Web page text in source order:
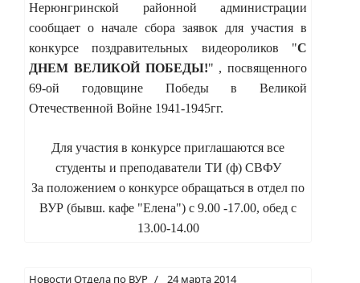
Нерюнгринской районной администрации
сообщает о начале сбора заявок для участия в
конкурсе поздравительных видеороликов "С
ДНЕМ ВЕЛИКОЙ ПОБЕДЫ!" , посвященного
69-ой годовщине Победы в Великой
Отечественной Войне 1941-1945гг.
Для участия в конкурсе приглашаются все
студенты и преподаватели ТИ (ф) СВФУ
За положением о конкурсе обращаться в отдел по
ВУР (бывш. кафе "Елена") с 9.00 -17.00, обед с
13.00-14.00
Новости Отдела по ВУР 24 марта 2014